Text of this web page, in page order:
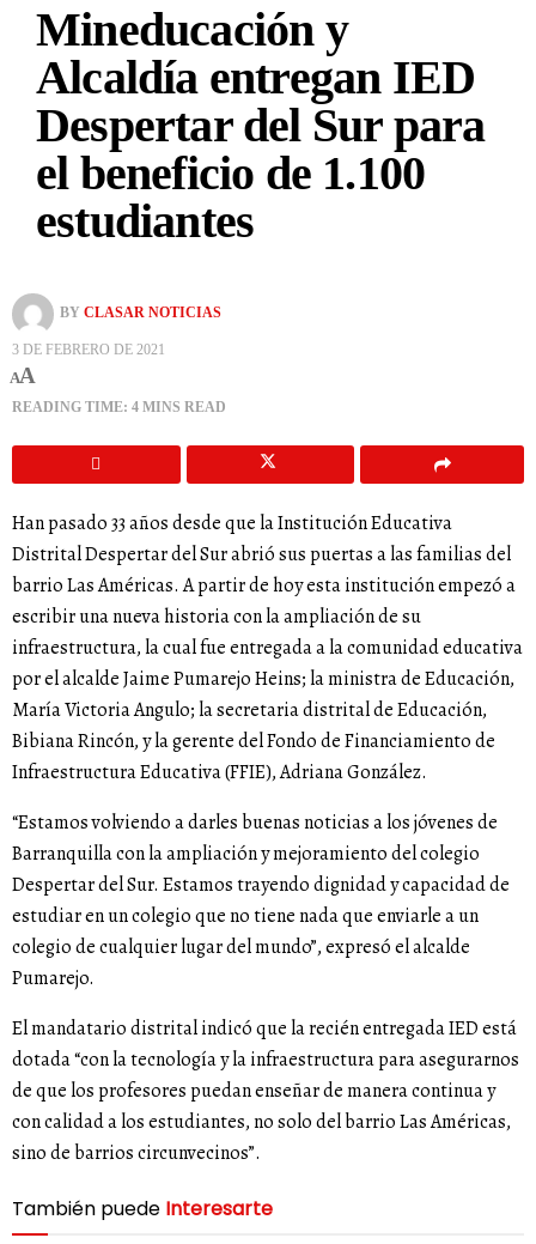
Mineducación y
Alcaldía entregan IED
Despertar del Sur para
el beneficio de 1.100
estudiantes
BY CLASAR NOTICIAS
3 DE FEBRERO DE 2021
AA
READING TIME: 4 MINS READ
Han pasado 33 años desde que la Institución Educativa
Distrital Despertar del Sur abrió sus puertas a las familias del
barrio Las Américas. A partir de hoy esta institución empezó a
escribir una nueva historia con la ampliación de su
infraestructura, la cual fue entregada a la comunidad educativa
por el alcalde Jaime Pumarejo Heins; la ministra de Educación,
María Victoria Angulo; la secretaria distrital de Educación,
Bibiana Rincón, y la gerente del Fondo de Financiamiento de
Infraestructura Educativa (FFIE), Adriana González.
“Estamos volviendo a darles buenas noticias a los jóvenes de
Barranquilla con la ampliación y mejoramiento del colegio
Despertar del Sur. Estamos trayendo dignidad y capacidad de
estudiar en un colegio que no tiene nada que enviarle a un
colegio de cualquier lugar del mundo”, expresó el alcalde
Pumarejo.
El mandatario distrital indicó que la recién entregada IED está
dotada “con la tecnología y la infraestructura para asegurarnos
de que los profesores puedan enseñar de manera continua y
con calidad a los estudiantes, no solo del barrio Las Américas,
sino de barrios circunvecinos”.
También puede Interesarte